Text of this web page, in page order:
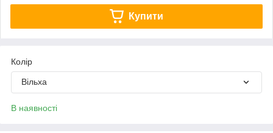
Купити
Колір
Вільха
В наявності